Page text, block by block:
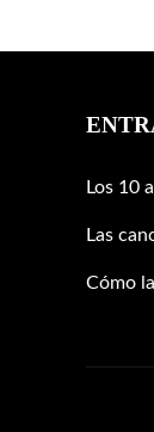
Los 10
Las
Cómo